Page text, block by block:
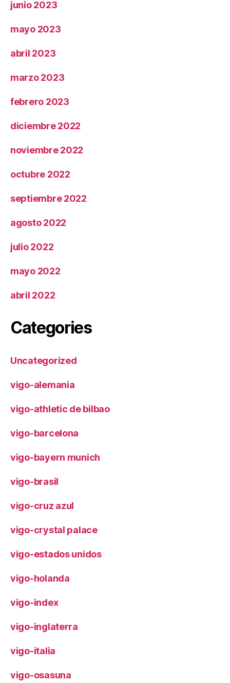
junio 2023
mayo 2023
abril 2023
marzo 2023
febrero 2023
diciembre 2022
noviembre 2022
octubre 2022
septiembre 2022
agosto 2022
julio 2022
mayo 2022
abril 2022
Categories
Uncategorized
vigo-alemania
vigo-athletic de bilbao
vigo-barcelona
vigo-bayern munich
vigo-brasil
vigo-cruz azul
vigo-crystal palace
vigo-estados unidos
vigo-holanda
vigo-index
vigo-inglaterra
vigo-italia
vigo-osasuna